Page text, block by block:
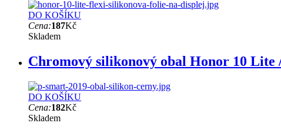
DO KOŠÍKU
Cena:187Kč
Skladem
Chromový silikonový obal Honor 10 Lite
DO KOŠÍKU
Cena:182Kč
Skladem